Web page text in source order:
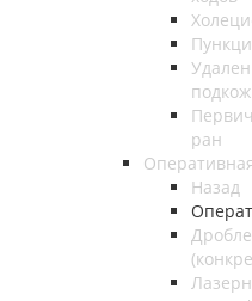
ран
Назад